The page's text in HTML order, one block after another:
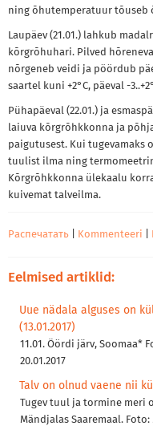
ning õhutemperatuur tõuseb
Laupäev (21.01.) lahkub
kõrgrõhuhari. Pilved
nõrgeneb veidi ja pöördub
saartel kuni +2°C, päeval -
Pühapäeval (22.01.) ja
laiuva kõrgrõhkkonna ja
paigutusest. Kui tugevamaks
tuulist ilma ning
Kõrgrõhkkonna ülekaalu
kuivemat talveilma.
Распечатать Kommenteeri
Eelmised artiklid:
Uue nädala alguses on
(13.01.2017)
11.01. Öördi järv, Soomaa*
20.01.2017
Talv on olnud vaene nii
Tugev tuul ja tormine meri
Mändjalas Saaremaal.